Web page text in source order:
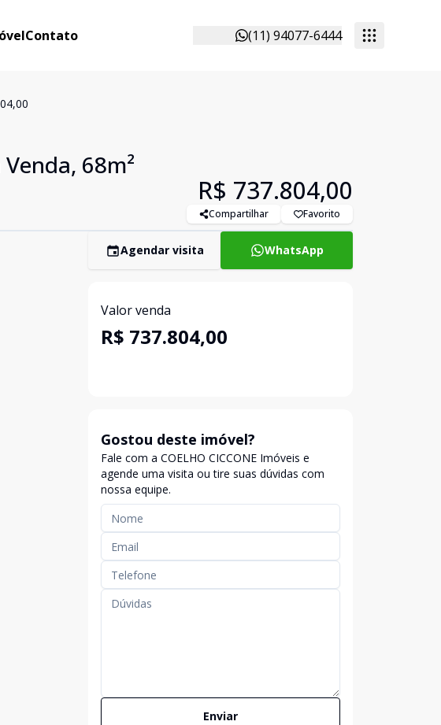
Contato (11) 94077-6444
68m²
R$ 737.804,00
Compartilhar Favorito
Agendar visita WhatsApp
Valor venda
R$ 737.804,00
Gostou deste imóvel?
Fale com a COELHO CICCONE Imóveis e
agende uma visita ou tire suas dúvidas com
nossa equipe.
Enviar